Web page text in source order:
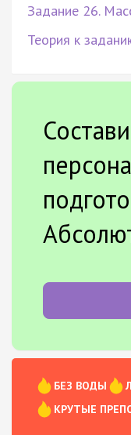
Задание 26.
Теория к
БЕЗ ВОДЫ
КРУТЫЕ